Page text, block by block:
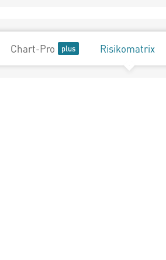
Chart-Pro Risikomatrix